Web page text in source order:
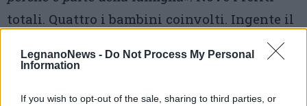
LegnanoNews - Do Not Process My Personal
Information
If you wish to opt-out of the sale, sharing to third parties, or
totali. Quattro i bambini coinvolti. Ingente il
dispiegamento di soccorsi e forze dell'ordine
sul posto, che si stanno prendendo cura degli